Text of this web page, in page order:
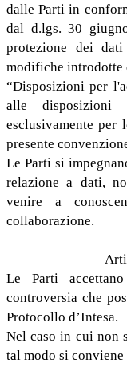
dalle Parti in
dal d.lgs. 30
protezione dei
modifiche introdotte
“Disposizioni per
alle disposizioni
esclusivamente per
presente
Le Parti si
relazione a dati,
venire a
collaborazione.
Le Parti
controversia che
Protocollo d’Intesa.
Nel caso in cui non
tal modo si